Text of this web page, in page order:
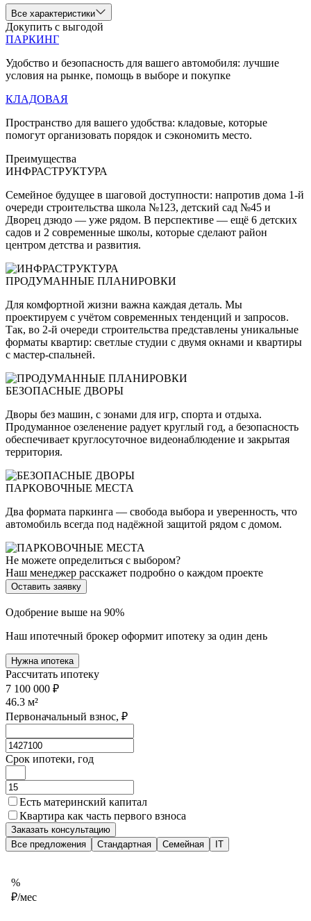
Все характеристики
Докупить с выгодой
ПАРКИНГ
Удобство и безопасность для вашего автомобиля: лучшие
условия на рынке, помощь в выборе и покупке
КЛАДОВАЯ
Пространство для вашего удобства: кладовые, которые
помогут организовать порядок и сэкономить место.
Преимущества
ИНФРАСТРУКТУРА
Семейное будущее в шаговой доступности: напротив дома 1-й
очереди строительства школа №123, детский сад №45 и
Дворец дзюдо — уже рядом. В перспективе — ещё 6 детских
садов и 2 современные школы, которые сделают район
центром детства и развития.
ПРОДУМАННЫЕ ПЛАНИРОВКИ
Для комфортной жизни важна каждая деталь. Мы
проектируем с учётом современных тенденций и запросов.
Так, во 2-й очереди строительства представлены уникальные
форматы квартир: светлые студии с двумя окнами и квартиры
с мастер-спальней.
БЕЗОПАСНЫЕ ДВОРЫ
Дворы без машин, с зонами для игр, спорта и отдыха.
Продуманное озеленение радует круглый год, а безопасность
обеспечивает круглосуточное видеонаблюдение и закрытая
территория.
ПАРКОВОЧНЫЕ МЕСТА
Два формата паркинга — свобода выбора и уверенность, что
автомобиль всегда под надёжной защитой рядом с домом.
Не можете определиться с выбором?
Наш менеджер расскажет подробно о каждом проекте
Оставить заявку
Одобрение выше на 90%
Наш ипотечный брокер оформит ипотеку за один день
Нужна ипотека
Рассчитать ипотеку
7 100 000 ₽
46.3 м²
Первоначальный взнос, ₽
Срок ипотеки, год
Есть материнский капитал
Квартира как часть первого взноса
Заказать консультацию
Все предложения
Стандартная Семейная IT
%
₽/мес